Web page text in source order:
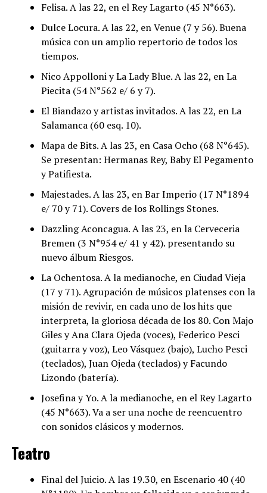
Felisa. A las 22, en el Rey Lagarto (45 N°663).
Dulce Locura. A las 22, en Venue (7 y 56). Buena
música con un amplio repertorio de todos los
tiempos.
Nico Appolloni y La Lady Blue. A las 22, en La
Piecita (54 N°562 e/ 6 y 7).
El Biandazo y artistas invitados. A las 22, en La
Salamanca (60 esq. 10).
Mapa de Bits. A las 23, en Casa Ocho (68 N°645).
Se presentan: Hermanas Rey, Baby El Pegamento
y Patifiesta.
Majestades. A las 23, en Bar Imperio (17 N°1894
e/ 70 y 71). Covers de los Rollings Stones.
Dazzling Aconcagua. A las 23, en la Cerveceria
Bremen (3 N°954 e/ 41 y 42). presentando su
nuevo álbum Riesgos.
La Ochentosa. A la medianoche, en Ciudad Vieja
(17 y 71). Agrupación de músicos platenses con la
misión de revivir, en cada uno de los hits que
interpreta, la gloriosa década de los 80. Con Majo
Giles y Ana Clara Ojeda (voces), Federico Pesci
(guitarra y voz), Leo Vásquez (bajo), Lucho Pesci
(teclados), Juan Ojeda (teclados) y Facundo
Lizondo (batería).
Josefina y Yo. A la medianoche, en el Rey Lagarto
(45 N°663). Va a ser una noche de reencuentro
con sonidos clásicos y modernos.
Teatro
Final del Juicio. A las 19.30, en Escenario 40 (40